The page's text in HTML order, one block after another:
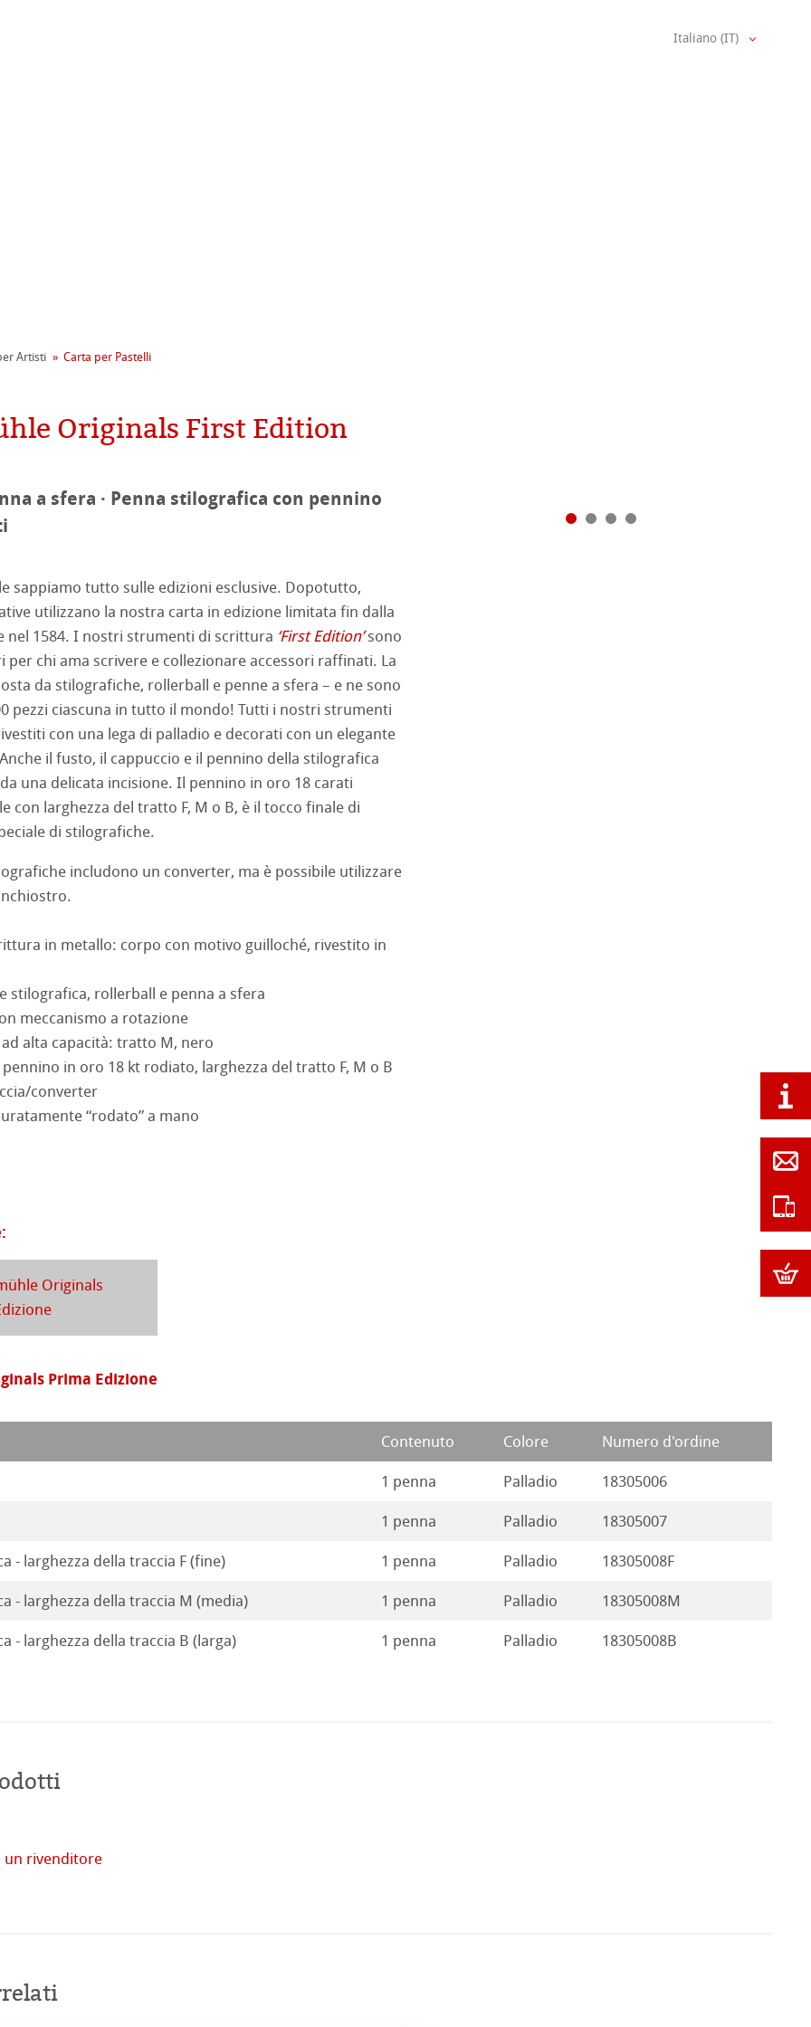
Program
Albums
Inkjet
Rag
Classici
Pastel
fatta a mano
Watercolour
ad Olio/Acrilico
Illustrazione
Classici
Italiano (IT)
Artisti Carta per Pastelli
Originals First Edition
a sfera · Penna stilografica con pennino
sappiamo tutto sulle edizioni esclusive. Dopotutto,
utilizzano la nostra carta in edizione limitata fin dalla
nel 1584. I nostri strumenti di scrittura ‘First Edition’sono
per chi ama scrivere e collezionare accessori raffinati. La
da stilografiche, rollerball e penne a sfera – e ne sono
pezzi ciascuna in tutto il mondo! Tutti i nostri strumenti
con una lega di palladio e decorati con un elegante
il fusto, il cappuccio e il pennino della stilografica
una delicata incisione. Il pennino in oro 18 carati
con larghezza del tratto F, M o B, è il tocco finale di
di stilografiche.
includono un converter, ma è possibile utilizzare
in metallo: corpo con motivo guilloché, rivestito in
stilografica, rollerball e penna a sfera
meccanismo a rotazione
alta capacità: tratto M, nero
in oro 18 kt rodiato, larghezza del tratto F, M o B
converter
“rodato” a mano
Originals
Prima Edizione
Contenuto Colore Numero d'ordine
1 penna Palladio 18305006
1 penna Palladio 18305007
- larghezza della traccia F (fine) 1 penna Palladio 18305008F
- larghezza della traccia M (media) 1 penna Palladio 18305008M
- larghezza della traccia B (larga) 1 penna Palladio 18305008B
un rivenditore